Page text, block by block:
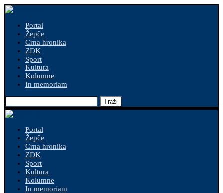
Portal
Žepče
Crna hronika
ZDK
Sport
Kultura
Kolumne
In memoriam
Traži
Portal
Žepče
Crna hronika
ZDK
Sport
Kultura
Kolumne
In memoriam